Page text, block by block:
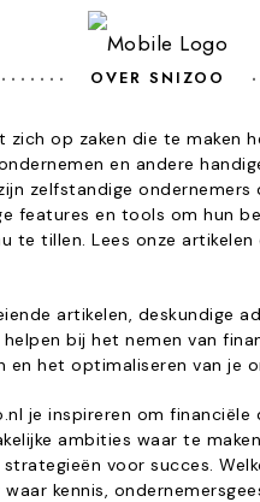
OVER SNIZOO
zich op zaken die te maken
en andere
zelfstandige ondernemers
features en tools om hun
te tillen. Lees onze artikelen
artikelen, deskundige
bij het nemen van
en het optimaliseren van je
je inspireren om financiële
ambities waar te
voor succes.
kennis,